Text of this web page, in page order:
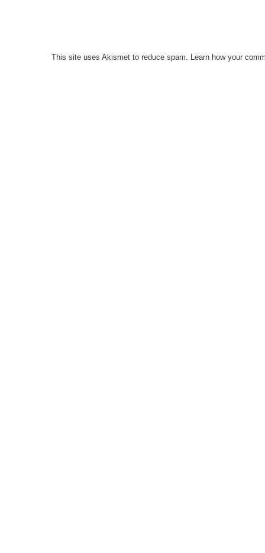
This site uses Akismet to reduce spam. Learn how your